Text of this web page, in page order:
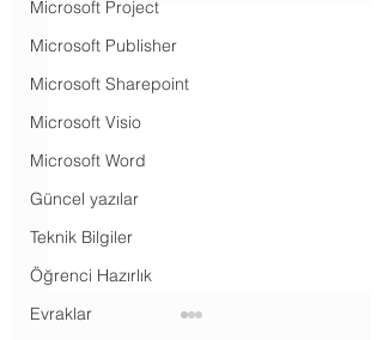
Microsoft Project
Microsoft Publisher
Microsoft Sharepoint
Microsoft Visio
Microsoft Word
Güncel yazılar
Teknik Bilgiler
Öğrenci Hazırlık
Evraklar